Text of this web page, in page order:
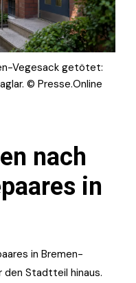
Vegesack getötet:
© Presse.Online
nach
in
in Bremen-
Stadtteil hinaus.